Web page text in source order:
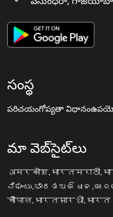
సంస్థ
పరిచయంగోప్యతా విధానం
మా వెబ్‌సైట్‌లు
अमरकोश.भारत
ನಿಘಂಟು.ಭಾರತ
चौपाल.भारतसारथी.भारत